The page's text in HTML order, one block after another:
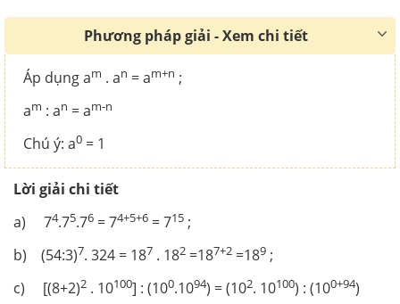
Phương pháp giải - Xem chi tiết
Áp dụng am . an = am+n ;
am : an = am-n
Chú ý: a0 = 1
Lời giải chi tiết
a) 74.75.76 = 74+5+6 = 715 ;
b) (54:3)7. 324 = 187 . 182 =187+2 =189 ;
c) [(8+2)2 . 10100] : (100.1094) = (102. 10100) : (100+94)